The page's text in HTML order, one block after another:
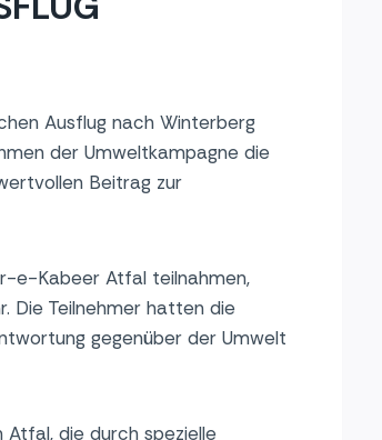
Ausflug nach Winterberg
der Umweltkampagne die
Beitrag zur
e-Kabeer Atfal teilnahmen,
Die Teilnehmer hatten die
gegenüber der Umwelt
die durch spezielle